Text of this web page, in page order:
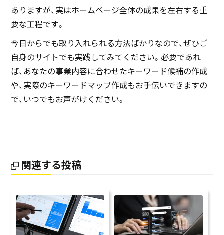
ありますが、実はホームページ全体の成果を左右する重
要な工程です。
今日からでも取り入れられる方法ばかりなので、ぜひご
自身のサイトでも実践してみてください。必要であれ
ば、あなたの事業内容に合わせたキーワード候補の作成
や、実際のキーワードマップ作成もお手伝いできますの
で、いつでもお声がけください。
関連する投稿